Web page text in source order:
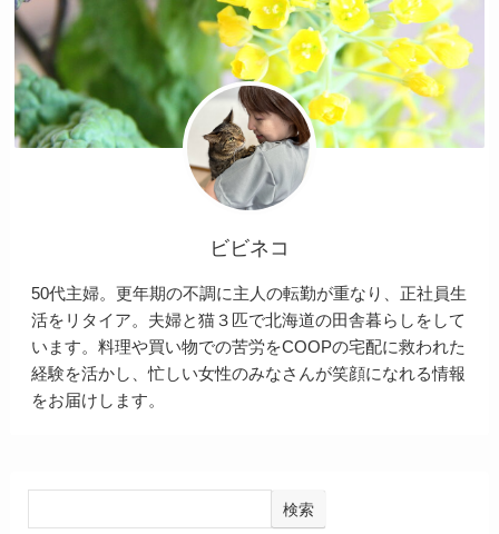
ビビネコ
50代主婦。更年期の不調に主人の転勤が重なり、正社員生
活をリタイア。夫婦と猫３匹で北海道の田舎暮らしをして
います。料理や買い物での苦労をCOOPの宅配に救われた
経験を活かし、忙しい女性のみなさんが笑顔になれる情報
をお届けします。
検索